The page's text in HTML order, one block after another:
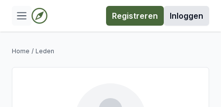
Registreren Inloggen
Home / Leden